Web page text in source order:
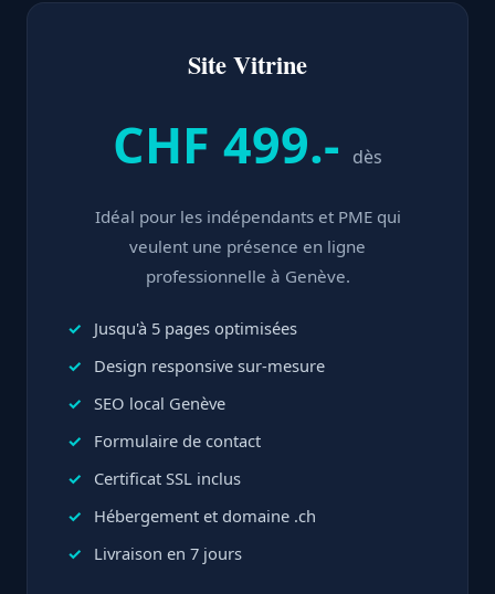
Site Vitrine
CHF 499.- dès
Idéal pour les indépendants et PME qui
veulent une présence en ligne
professionnelle à Genève.
Jusqu'à 5 pages optimisées
Design responsive sur-mesure
SEO local Genève
Formulaire de contact
Certificat SSL inclus
Hébergement et domaine .ch
Livraison en 7 jours